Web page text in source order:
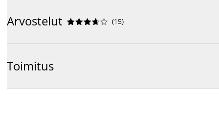
Arvostelut 




 (15)
Toimitus